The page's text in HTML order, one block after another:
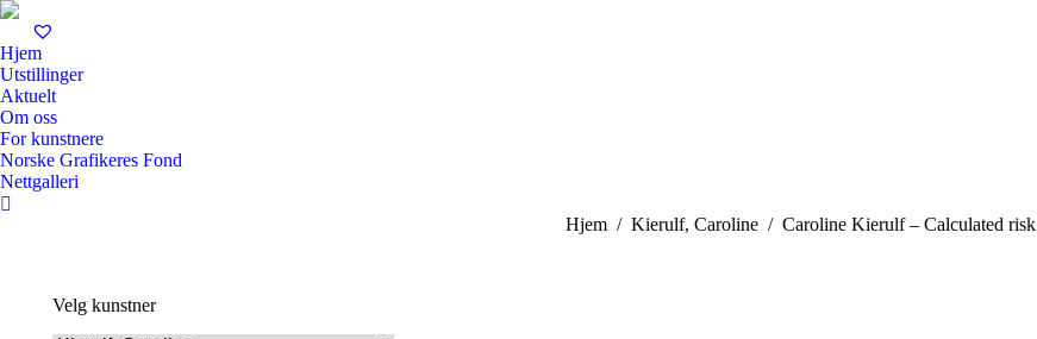
Hjem
Utstillinger
Aktuelt
Om oss
For kunstnere
Norske Grafikeres Fond
Nettgalleri
Search:
You are here:
Hjem Kierulf, Caroline Caroline Kierulf – Calculated risk
Velg kunstner